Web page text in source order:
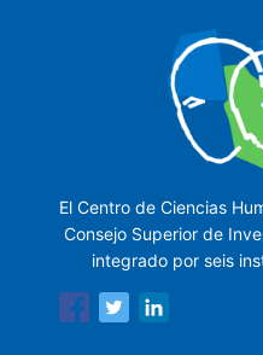
El Centro de Ciencias
Consejo Superior de
integrado por seis